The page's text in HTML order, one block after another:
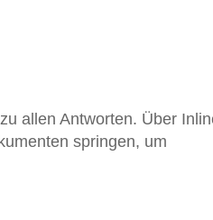
allen Antworten. Über
springen, um